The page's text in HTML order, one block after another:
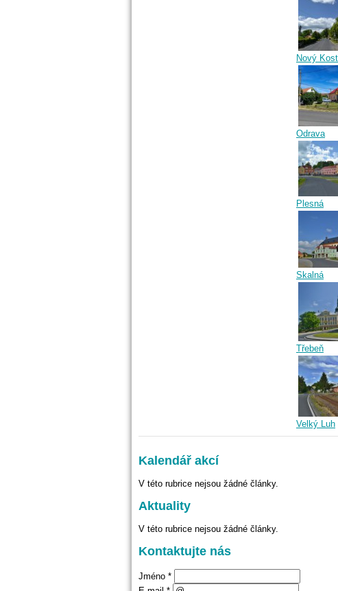
Nový
Odrava
Plesná
Skalná
Třebeň
Velký Luh
Kalendář akcí
V této rubrice nejsou žádné články.
Aktuality
V této rubrice nejsou žádné články.
Kontaktujte nás
Jméno *